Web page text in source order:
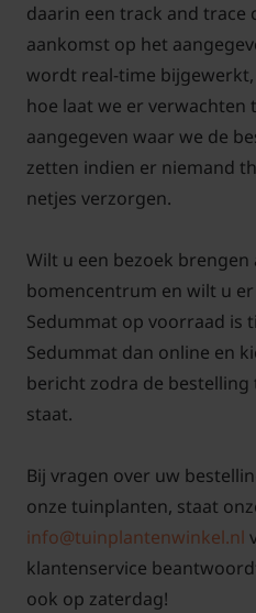
7 a. Bij een plat dak:
grind/lavakorrels/
het antiwortelfolie. Dit om
sedummatten te nat
de folie gelegd worden.
8. Sedummatten uit de
9. Na aanleg de
daarin een track and trace
aankomst op het
wordt real-time
hoe laat we er verwachten
aangegeven waar we de
zetten indien er niemand
netjes verzorgen.
Wilt u een bezoek brengen
bomencentrum en wilt u
Sedummat op voorraad is
Sedummat dan online en
bericht zodra de
staat.
Bij vragen over uw
onze tuinplanten, staat
info@tuinplantenwinkel.nl
klantenservice
ook op zaterdag!